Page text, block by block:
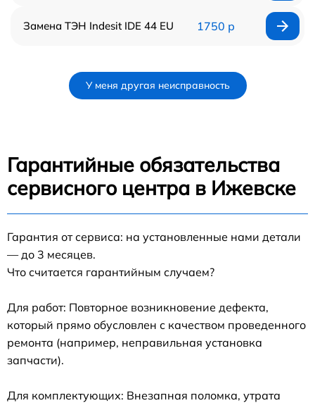
Замена ТЭН Indesit IDE 44 EU 1750 р
У меня другая неисправность
Гарантийные обязательства
сервисного центра в Ижевске
Гарантия от сервиса: на установленные нами детали
— до 3 месяцев.
Что считается гарантийным случаем?
Для работ: Повторное возникновение дефекта,
который прямо обусловлен с качеством проведенного
ремонта (например, неправильная установка
запчасти).
Для комплектующих: Внезапная поломка, утрата